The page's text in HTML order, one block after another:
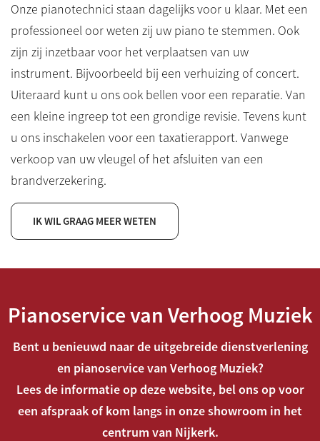
Onze pianotechnici staan dagelijks voor u klaar. Met een
professioneel oor weten zij uw piano te stemmen. Ook
zijn zij inzetbaar voor het verplaatsen van uw
instrument. Bijvoorbeeld bij een verhuizing of concert.
Uiteraard kunt u ons ook bellen voor een reparatie. Van
een kleine ingreep tot een grondige revisie. Tevens kunt
u ons inschakelen voor een taxatierapport. Vanwege
verkoop van uw vleugel of het afsluiten van een
brandverzekering.
IK WIL GRAAG MEER WETEN
Pianoservice van Verhoog Muziek
Bent u benieuwd naar de uitgebreide dienstverlening
en pianoservice van Verhoog Muziek?
Lees de informatie op deze website, bel ons op voor
een afspraak of kom langs in onze showroom in het
centrum van Nijkerk.